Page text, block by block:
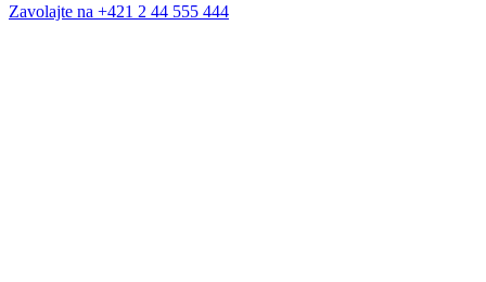
Zavolajte na +421 2 44 555 444